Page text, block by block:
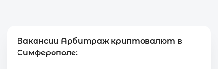
Вакансии Арбитраж криптовалют в
Симферополе: